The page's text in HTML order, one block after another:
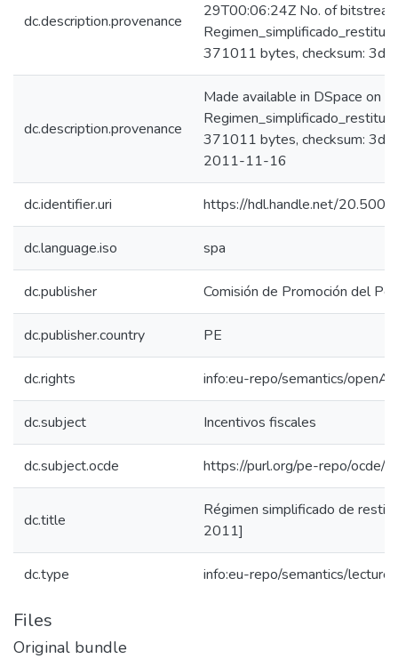
dc.description.provenance
29T00:06:24Z No. of
371011 bytes, checksum:
dc.description.provenance
Made available in DSpace on
371011 bytes, checksum:
2011-11-16
dc.identifier.uri https://hdl.handle.net/
dc.language.iso spa
dc.publisher Comisión de Promoción del
dc.publisher.country PE
dc.rights info:eu-repo/semantics/
dc.subject Incentivos fiscales
dc.subject.ocde https://purl.org/pe-repo/ocde/
dc.title
Régimen simplificado de
2011]
dc.type info:eu-repo/semantics/lecture
Files
Original bundle